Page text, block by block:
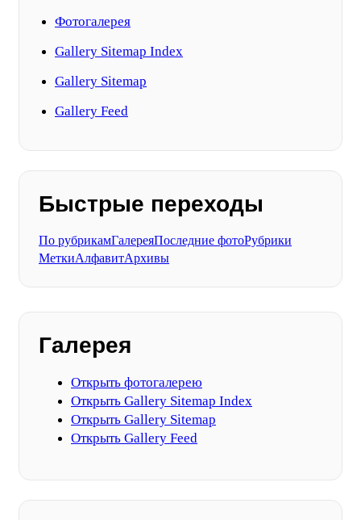
Фотогалерея
Gallery Sitemap Index
Gallery Sitemap
Gallery Feed
Быстрые переходы
По рубрикамГалереяПоследние фотоРубрики
МеткиАлфавитАрхивы
Галерея
Открыть фотогалерею
Открыть Gallery Sitemap Index
Открыть Gallery Sitemap
Открыть Gallery Feed